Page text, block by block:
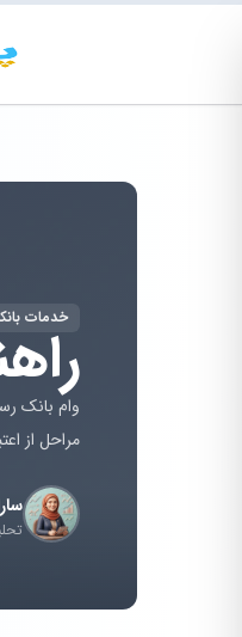
خدمات
وام بانک
مراحل از